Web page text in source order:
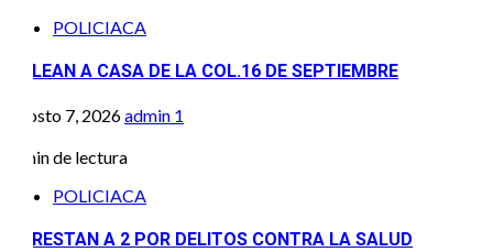
POLICIACA
BALEAN A CASA DE LA COL.16 DE SEPTIEMBRE
agosto 7, 2026admin 1
1 min de lectura
POLICIACA
ARRESTAN A 2 POR DELITOS CONTRA LA SALUD